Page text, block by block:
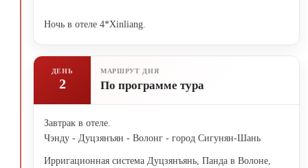
Ночь в отеле 4*Xinliang.
ДЕНЬ
2
МАРШРУТ ДНЯ
По программе тура
Завтрак в отеле.
Чэнду - Дуцзянъян - Волонг - город Сигунян-Шань
Ирригационная система Дуцзянъянь, Панда в Волоне,